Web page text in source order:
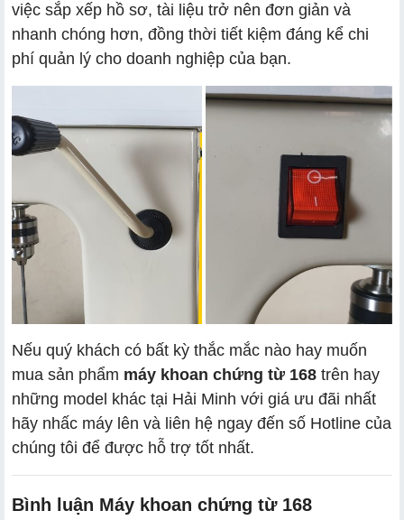
việc sắp xếp hồ sơ, tài liệu trở nên đơn giản và
nhanh chóng hơn, đồng thời tiết kiệm đáng kể chi
phí quản lý cho doanh nghiệp của bạn.
Nếu quý khách có bất kỳ thắc mắc nào hay muốn
mua sản phẩm máy khoan chứng từ 168 trên hay
những model khác tại Hải Minh với giá ưu đãi nhất
hãy nhấc máy lên và liên hệ ngay đến số Hotline của
chúng tôi để được hỗ trợ tốt nhất.
Bình luận Máy khoan chứng từ 168